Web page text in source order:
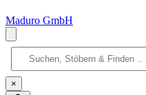
Maduro GmbH
×